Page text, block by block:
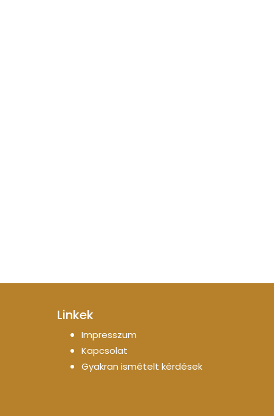
Linkek
Impresszum
Kapcsolat
Gyakran ismételt kérdések